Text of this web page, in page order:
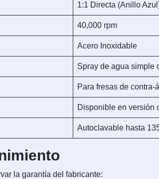
1:1 Directa (Anillo
40,000 rpm
Acero Inoxidable
Spray de agua simple
Para fresas de
Disponible en versión
Autoclavable hasta
la garantía del fabricante: